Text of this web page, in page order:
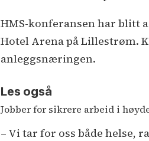
HMS-konferansen har blitt
Hotel Arena på Lillestrøm.
anleggsnæringen.
Les også
Jobber for sikrere arbeid i
– Vi tar for oss både helse,